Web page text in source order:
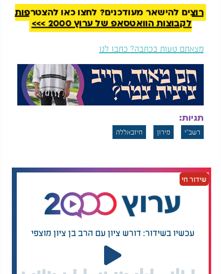
Video
רוצים להישאר מעודכנים? לחצו כאן להצטרפות
לקבוצות הוואטסאפ של ערוץ 2000 >>>
מצאתם טעות בכתבה? כתבו לנו
תגיות:
רשב"י מירון חיזבאללה
שידור חי
עכשיו בשידור: דורש ציון עם הרב בן ציון מוצפי